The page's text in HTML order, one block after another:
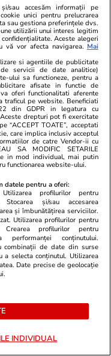
Reportaj
19:00
16:00
24 iul.
sau accesăm informații pe
unici pentru prelucrarea
sau gestiona preferințele dvs.
utilizării unui interes legitim
Aceste alegeri
vă vor afecta navigarea. Mai
si agentiile de publicitate
servicii de date analitice)
ului sa functioneze, pentru a
afisate in functie de
oferi functionalitati aferente
traficul pe website. Beneficiati
din GDPR in legatura cu
drepturi pot fi exercitate
“ACCEPT TOATE”, acceptati
care implica inclusiv acceptul
de catre Vendor-ii cu
SA MODIFIC SETARILE
in mod individual, mai putin
functionarea website-ului.
datele pentru a oferi:
profilurilor pentru
Stocarea și/sau accesarea
și îmbunătățirea serviciilor.
Utilizarea profilurilor pentru
Crearea profilurilor pentru
performanței conținutului.
combinații de date din surse
selecta conținutul. Utilizarea
Date precise de geolocație
INDIVIDUAL